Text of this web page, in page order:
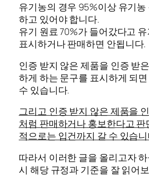
유기농의 경우 95%이상 유기농
하고 있어야 합니다.
유기 원료 70%가 들어갔다고
표시하거나 판매하면 안됩니다.
인증 받지 않은 제품을 인증 받
하게 하는 문구를 표시하게 되
수 있습니다.
그리고 인증 받지 않은 제품을
처럼 판매하거나 홍보한다고 판
적으로는 입건까지 갈 수 있습
따라서 이러한 글을 올리고자
시 해당 규정과 기준을 잘 읽어